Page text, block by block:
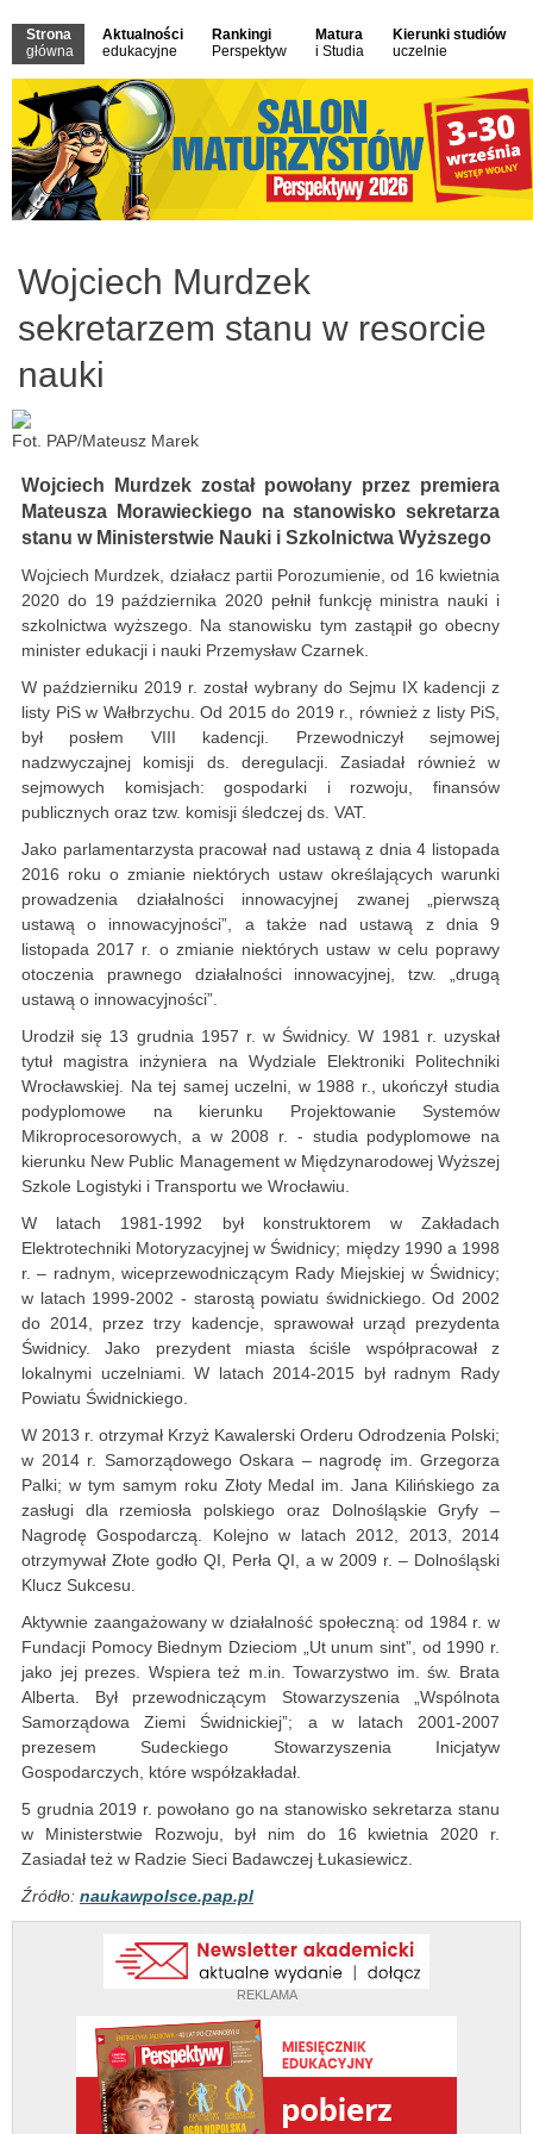
Strona
główna
Aktualności
edukacyjne
Rankingi
Perspektyw
Matura
i Studia
Kierunki studiów
uczelnie
REKLAMA
Wojciech Murdzek
sekretarzem stanu w resorcie
nauki
Fot. PAP/Mateusz Marek
Wojciech Murdzek został powołany przez premiera
Mateusza Morawieckiego na stanowisko sekretarza
stanu w Ministerstwie Nauki i Szkolnictwa Wyższego
Wojciech Murdzek, działacz partii Porozumienie, od 16 kwietnia
2020 do 19 października 2020 pełnił funkcję ministra nauki i
szkolnictwa wyższego. Na stanowisku tym zastąpił go obecny
minister edukacji i nauki Przemysław Czarnek.
W październiku 2019 r. został wybrany do Sejmu IX kadencji z
listy PiS w Wałbrzychu. Od 2015 do 2019 r., również z listy PiS,
był posłem VIII kadencji. Przewodniczył sejmowej
nadzwyczajnej komisji ds. deregulacji. Zasiadał również w
sejmowych komisjach: gospodarki i rozwoju, finansów
publicznych oraz tzw. komisji śledczej ds. VAT.
Jako parlamentarzysta pracował nad ustawą z dnia 4 listopada
2016 roku o zmianie niektórych ustaw określających warunki
prowadzenia działalności innowacyjnej zwanej „pierwszą
ustawą o innowacyjności”, a także nad ustawą z dnia 9
listopada 2017 r. o zmianie niektórych ustaw w celu poprawy
otoczenia prawnego działalności innowacyjnej, tzw. „drugą
ustawą o innowacyjności”.
Urodził się 13 grudnia 1957 r. w Świdnicy. W 1981 r. uzyskał
tytuł magistra inżyniera na Wydziale Elektroniki Politechniki
Wrocławskiej. Na tej samej uczelni, w 1988 r., ukończył studia
podyplomowe na kierunku Projektowanie Systemów
Mikroprocesorowych, a w 2008 r. - studia podyplomowe na
kierunku New Public Management w Międzynarodowej Wyższej
Szkole Logistyki i Transportu we Wrocławiu.
W latach 1981-1992 był konstruktorem w Zakładach
Elektrotechniki Motoryzacyjnej w Świdnicy; między 1990 a 1998
r. – radnym, wiceprzewodniczącym Rady Miejskiej w Świdnicy;
w latach 1999-2002 - starostą powiatu świdnickiego. Od 2002
do 2014, przez trzy kadencje, sprawował urząd prezydenta
Świdnicy. Jako prezydent miasta ściśle współpracował z
lokalnymi uczelniami. W latach 2014-2015 był radnym Rady
Powiatu Świdnickiego.
W 2013 r. otrzymał Krzyż Kawalerski Orderu Odrodzenia Polski;
w 2014 r. Samorządowego Oskara – nagrodę im. Grzegorza
Palki; w tym samym roku Złoty Medal im. Jana Kilińskiego za
zasługi dla rzemiosła polskiego oraz Dolnośląskie Gryfy –
Nagrodę Gospodarczą. Kolejno w latach 2012, 2013, 2014
otrzymywał Złote godło QI, Perła QI, a w 2009 r. – Dolnośląski
Klucz Sukcesu.
Aktywnie zaangażowany w działalność społeczną: od 1984 r. w
Fundacji Pomocy Biednym Dzieciom „Ut unum sint”, od 1990 r.
jako jej prezes. Wspiera też m.in. Towarzystwo im. św. Brata
Alberta. Był przewodniczącym Stowarzyszenia „Wspólnota
Samorządowa Ziemi Świdnickiej”; a w latach 2001-2007
prezesem Sudeckiego Stowarzyszenia Inicjatyw
Gospodarczych, które współzakładał.
5 grudnia 2019 r. powołano go na stanowisko sekretarza stanu
w Ministerstwie Rozwoju, był nim do 16 kwietnia 2020 r.
Zasiadał też w Radzie Sieci Badawczej Łukasiewicz.
Źródło: naukawpolsce.pap.pl